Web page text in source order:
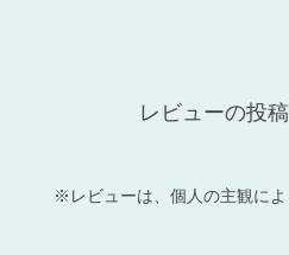
レビューの投
※レビューは、個人の主観によ